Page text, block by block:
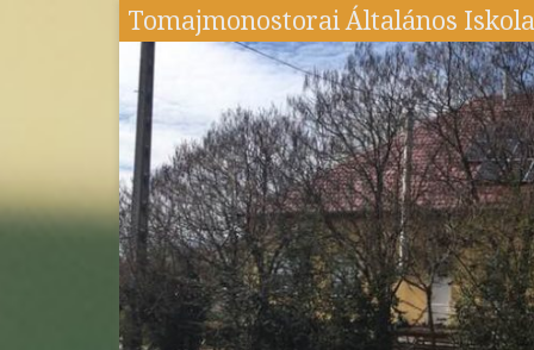
Tomajmonostorai Általános Iskola